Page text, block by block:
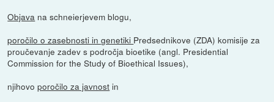
Objava na schneierjevem blogu,
poročilo o zasebnosti in genetiki Predsednikove (ZDA) komisije za
proučevanje zadev s področja bioetike (angl. Presidential
Commission for the Study of Bioethical Issues),
njihovoporočilo za javnost in